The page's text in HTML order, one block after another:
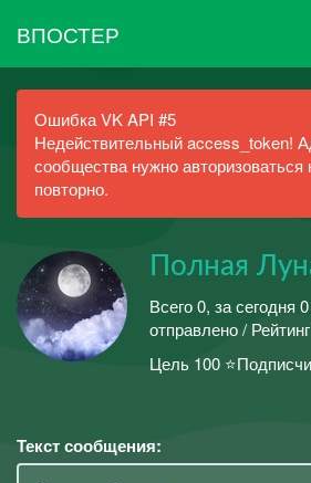
ВПОСТЕР
Ошибка VK API #5
Недействительный access_token!
сообщества нужно авторизоваться
повторно.
Полная
Всего 0, за сегодня
отправлено /
Цель 100
Текст сообщения: